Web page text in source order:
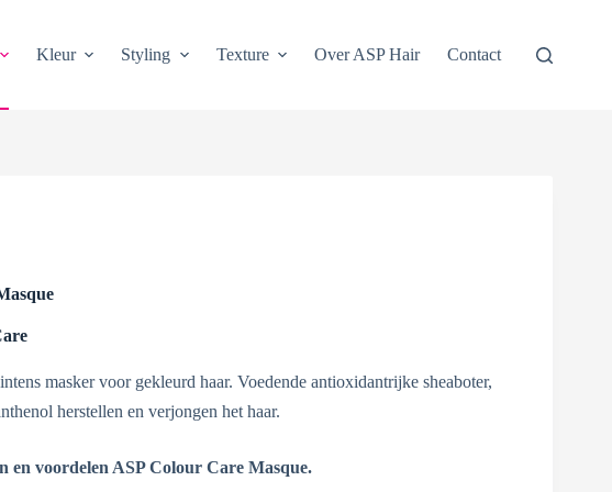
Kleur Styling Texture Over ASP Hair Contact
masker voor gekleurd haar. Voedende antioxidantrijke sheaboter,
herstellen en verjongen het haar.
en voordelen ASP Colour Care Masque.